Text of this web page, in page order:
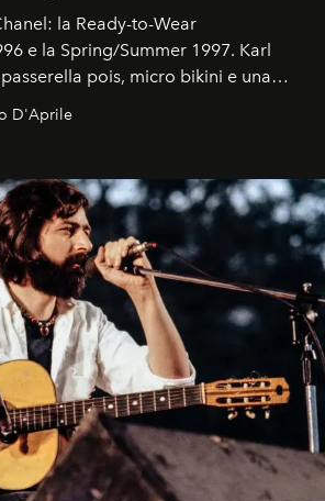
la Ready-to-Wear
e la Spring/Summer 1997. Karl
pois, micro bikini e una
per la spiaggia
una dietro l'altra. Trent'anni dopo,
più contemporanei che abbiamo.
D'Aprile